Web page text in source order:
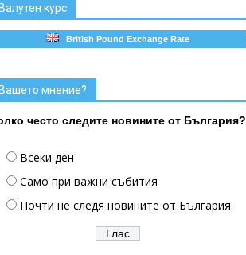
курс
British Pound Exchange Rate
мнение?
често следите новините от България?
Всеки ден
Само при важни събития
Почти не следя новините от България